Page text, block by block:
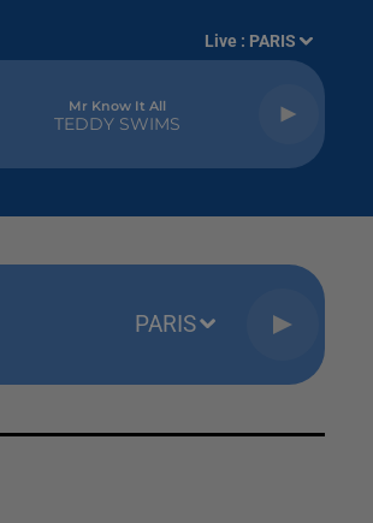
Live : PARIS
Mr Know It All
TEDDY SWIMS
PARIS